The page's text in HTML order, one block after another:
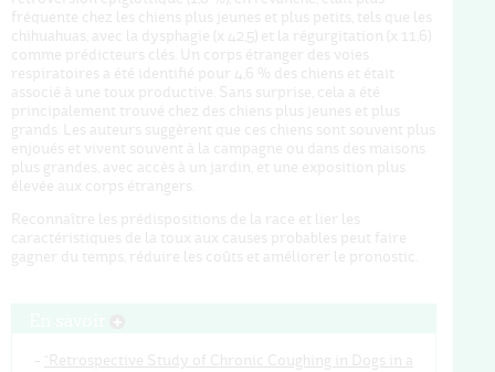
fréquente chez les chiens plus jeunes et plus petits, tels que les
chihuahuas, avec la dysphagie (x 42,5) et la régurgitation (x 11,6)
comme prédicteurs clés. Un corps étranger des voies
respiratoires a été identifié pour 4,6 % des chiens et était
associé à une toux productive. Sans surprise, cela a été
principalement trouvé chez des chiens plus jeunes et plus
grands. Les auteurs suggèrent que ces chiens sont souvent plus
enjoués et vivent souvent à la campagne ou dans des maisons
plus grandes, avec accès à un jardin, et une exposition plus
élevée aux corps étrangers.
Reconnaître les prédispositions de la race et lier les
caractéristiques de la toux aux causes probables peut faire
gagner du temps, réduire les coûts et améliorer le pronostic.
- “Retrospective Study of Chronic Coughing in Dogs in a